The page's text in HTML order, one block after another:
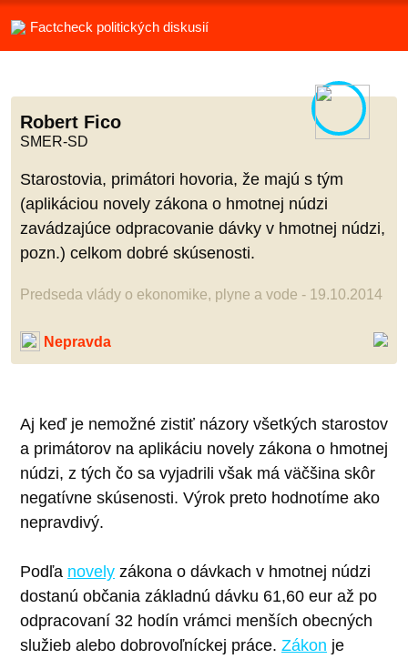
Factcheck politických diskusií
Robert Fico
SMER-SD
Starostovia, primátori hovoria, že majú s tým
(aplikáciou novely zákona o hmotnej núdzi
zavádzajúce odpracovanie dávky v hmotnej núdzi,
pozn.) celkom dobré skúsenosti.
Predseda vlády o ekonomike, plyne a vode - 19.10.2014
Nepravda
Aj keď je nemožné zistiť názory všetkých starostov
a primátorov na aplikáciu novely zákona o hmotnej
núdzi, z tých čo sa vyjadrili však má väčšina skôr
negatívne skúsenosti. Výrok preto hodnotíme ako
nepravdivý.
Podľa novely zákona o dávkach v hmotnej núdzi
dostanú občania základnú dávku 61,60 eur až po
odpracovaní 32 hodín vrámci menších obecných
služieb alebo dobrovoľníckej práce. Zákon je